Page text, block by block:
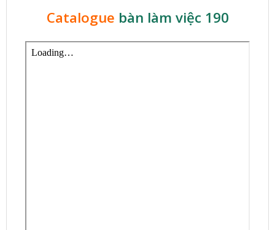
Catalogue bàn làm việc 190